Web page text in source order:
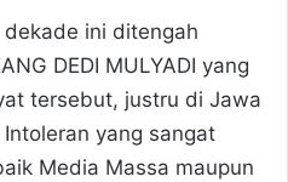
ini ditengah
DEDI MULYADI yang
tersebut, justru di Jawa
yang sangat
Media Massa maupun